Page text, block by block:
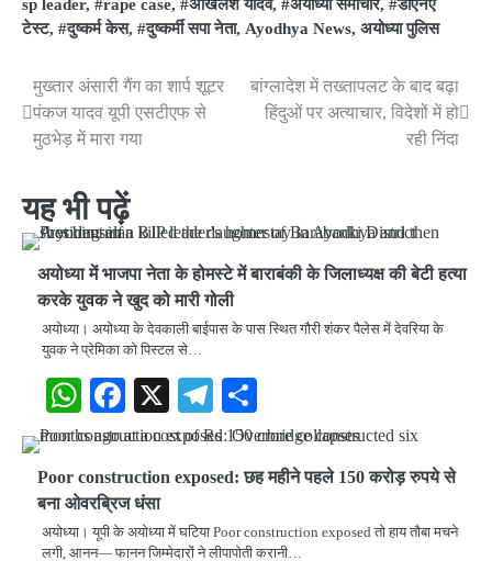
sp leader, #rape case, #अखिलेश यादव, #अयोध्या समाचार, #डीएनए
टेस्ट, #दुष्कर्म केस, #दुष्कर्मी सपा नेता, Ayodhya News, अयोध्या पुलिस
Post
navigation
मुख्तार अंसारी गैंग का शार्प शूटर
पंकज यादव यूपी एसटीएफ से
मुठभेड़ में मारा गया
बांग्लादेश में तख्तापलट के बाद बढ़ा
हिंदुओं पर अत्याचार, विदेशों में हो
रही निंदा
यह भी पढ़ें
अयोध्या में भाजपा नेता के होमस्टे में बाराबंकी के जिलाध्यक्ष की बेटी हत्या
करके युवक ने खुद को मारी गोली
अयोध्या। अयोध्या के देवकाली बाईपास के पास स्थित गौरी शंकर पैलेस में देवरिया के
युवक ने प्रेमिका को पिस्टल से…
WhatsApp
Facebook
X Telegram
Poor construction exposed: छह महीने पहले 150 करोड़ रुपये से
बना ओवरब्रिज धंसा
अयोध्या। यूपी के अयोध्या में घटिया Poor construction exposed तो हाय तौबा मचने
लगी, आनन— फानन जिम्मेदारों ने लीपापोती करानी…